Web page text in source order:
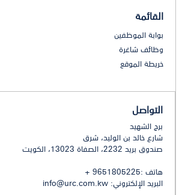
القائمة
بوابة الموظفين
وظائف شاغرة
خريطة الموقع
التواصل
برج الشهيد
شارع خالد بن الوليد، شرق
صندوق بريد 2232، الصفاة 13023، الكويت
هاتف :9651805225 +
البريد الإلكتروني: info@urc.com.kw